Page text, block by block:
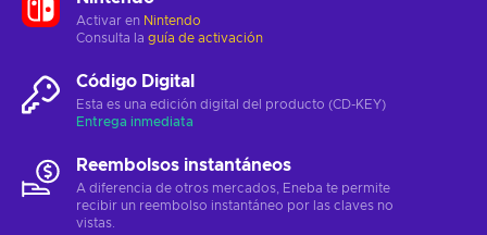
Activar en Nintendo
Consulta la guía de activación
Código Digital
Esta es una edición digital del producto (CD-KEY)
Entrega inmediata
Reembolsos instantáneos
A diferencia de otros mercados, Eneba te permite
recibir un reembolso instantáneo por las claves no
vistas.